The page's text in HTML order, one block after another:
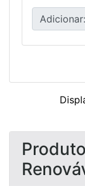
Adicionar: